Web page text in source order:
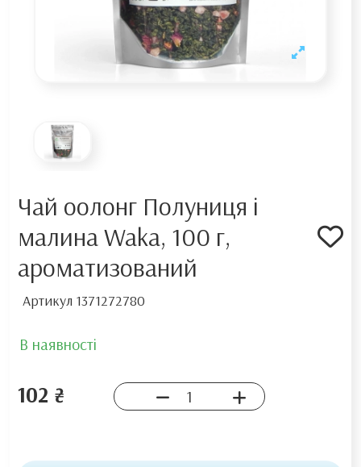
Чай оолонг Полуниця і
малина Waka, 100 г,
ароматизований
Артикул 1371272780
В наявності
102 ₴